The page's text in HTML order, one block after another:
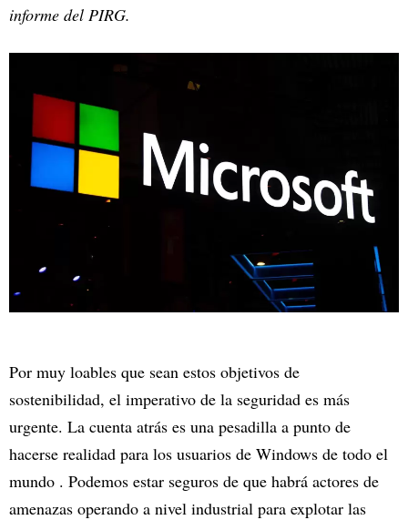
informe del PIRG.
Por muy loables que sean estos objetivos de
sostenibilidad, el imperativo de la seguridad es más
urgente. La cuenta atrás es una pesadilla a punto de
hacerse realidad para los usuarios de Windows de todo el
mundo . Podemos estar seguros de que habrá actores de
amenazas operando a nivel industrial para explotar las